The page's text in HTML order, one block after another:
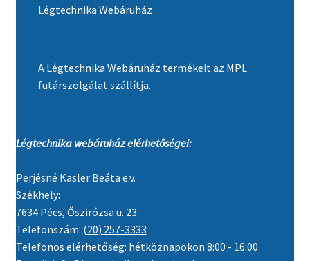
Légtechnika Webáruház
A Légtechnika Webáruház termékeit az MPL
futárszolgálat szállítja.
Légtechnika webáruház elérhetőségei:
Perjésné Kasler Beáta e.v.
Székhely:
7634 Pécs, Őszirózsa u. 23.
Telefonszám: (20) 257-3333
Telefonos elérhetőség: hétköznapokon 8:00 - 16:00